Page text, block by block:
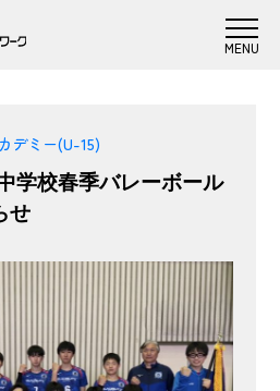
デミー(U-15)
学校春季バレーボール
せ